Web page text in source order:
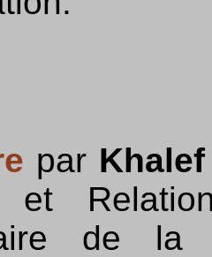
par Khalef
et
de la